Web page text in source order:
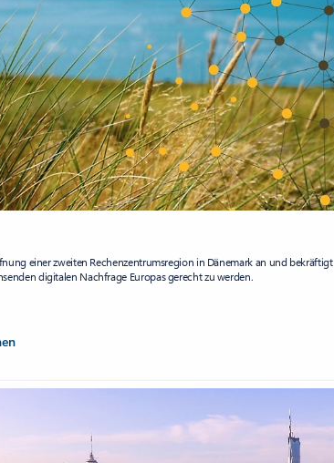
einer zweiten Rechenzentrumsregion in Dänemark an und bekräftigt
digitalen Nachfrage Europas gerecht zu werden.